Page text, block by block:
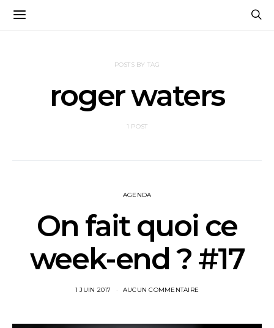
POSTS BY TAG
roger waters
1 POST
AGENDA
On fait quoi ce
week-end ? #17
1 JUIN 2017 AUCUN COMMENTAIRE